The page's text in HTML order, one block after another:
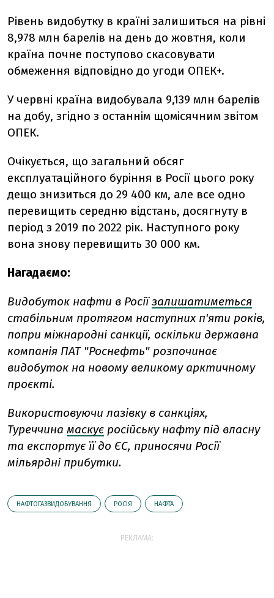
Рівень видобутку в країні залишиться на рівні
8,978 млн барелів на день до жовтня, коли
країна почне поступово скасовувати
обмеження відповідно до угоди ОПЕК+.
У червні країна видобувала 9,139 млн барелів
на добу, згідно з останнім щомісячним звітом
ОПЕК.
Очікується, що загальний обсяг
експлуатаційного буріння в Росії цього року
дещо знизиться до 29 400 км, але все одно
перевищить середню відстань, досягнуту в
період з 2019 по 2022 рік. Наступного року
вона знову перевищить 30 000 км.
Нагадаємо:
Видобуток нафти в Росіїзалишатиметься
стабільним протягом наступних п'яти років,
попри міжнародні санкції, оскільки державна
компанія ПАТ "Роснефть" розпочинає
видобуток на новому великому арктичному
проєкті.
Використовуючи лазівку в санкціях,
Туреччина маскує російську нафту під власну
та експортує її до ЄС, приносячи Росії
мільярдні прибутки.
НАФТОГАЗВИДОБУВАННЯ РОСІЯ НАФТА
РЕКЛАМА: